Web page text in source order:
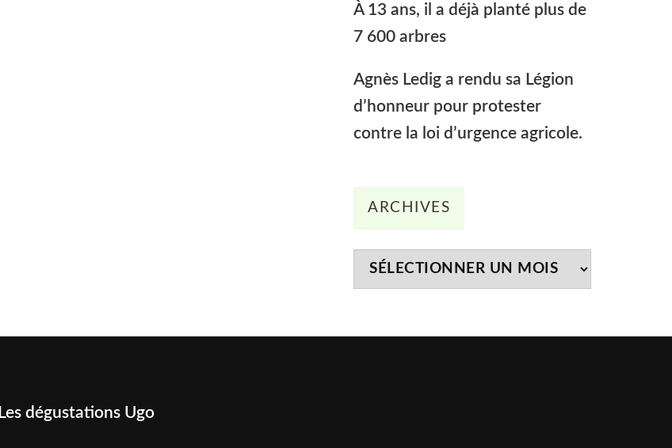
À 13 ans, il a déjà planté plus de
7 600 arbres
Agnès Ledig a rendu sa Légion
d’honneur pour protester
contre la loi d’urgence agricole.
ARCHIVES
Les dégustations Ugo